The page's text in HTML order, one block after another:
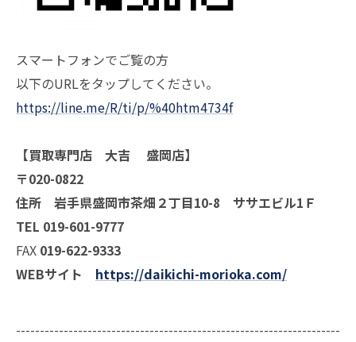
スマートフォンでご覧の方
以下のURLをタップしてください。
https://line.me/R/ti/p/%40htm4734f
【買取専門店 大吉 盛岡店】
〒020-0822
住所 岩手県盛岡市茶畑２丁目10-8 ササエビル1Ｆ
TEL 019-601-9777
FAX 019-622-9333
WEBサイト https://daikichi-morioka.com/
--------------------------------------------------------------------